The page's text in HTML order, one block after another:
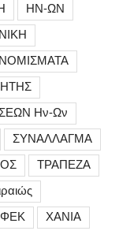
ΗΝ-ΩΝ
ΝΟΜΙΣΜΑΤΑ
Ην-Ων
ΣΥΝΑΛΛΑΓΜΑ
ΤΡΑΠΕΖΑ
ΦΕΚ ΧΑΝΙΑ